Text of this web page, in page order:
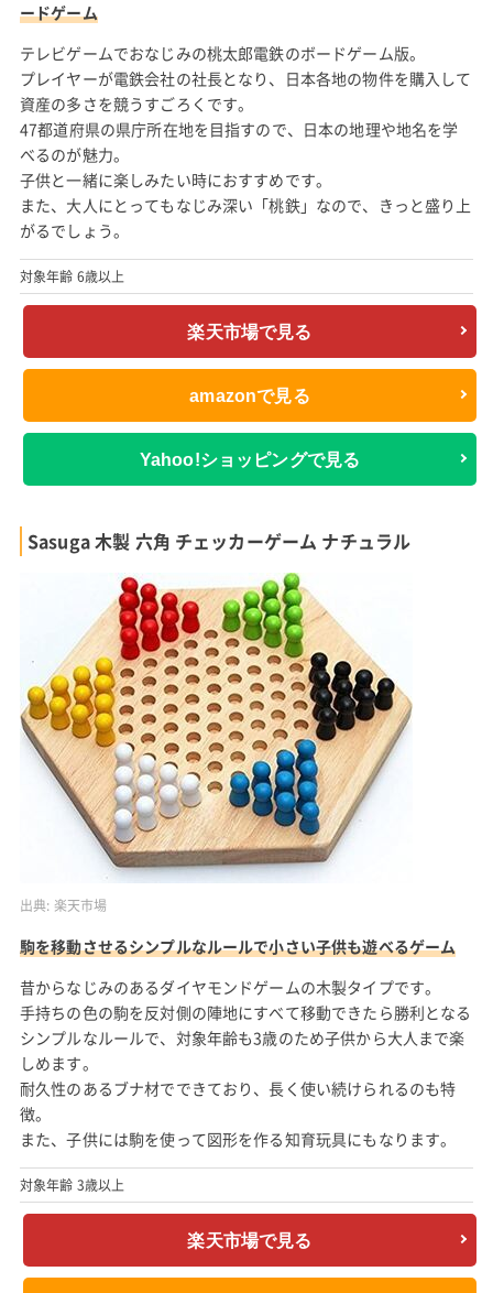
ードゲーム
テレビゲームでおなじみの桃太郎電鉄のボードゲーム版。
プレイヤーが電鉄会社の社長となり、日本各地の物件を購入して
資産の多さを競うすごろくです。
47都道府県の県庁所在地を目指すので、日本の地理や地名を学
べるのが魅力。
子供と一緒に楽しみたい時におすすめです。
また、大人にとってもなじみ深い「桃鉄」なので、きっと盛り上
がるでしょう。
対象年齢 6歳以上
楽天市場で見る
amazonで見る
Yahoo!ショッピングで見る
Sasuga 木製 六角 チェッカーゲーム ナチュラル
出典: 楽天市場
駒を移動させるシンプルなルールで小さい子供も遊べるゲーム
昔からなじみのあるダイヤモンドゲームの木製タイプです。
手持ちの色の駒を反対側の陣地にすべて移動できたら勝利となる
シンプルなルールで、対象年齢も3歳のため子供から大人まで楽
しめます。
耐久性のあるブナ材でできており、長く使い続けられるのも特
徴。
また、子供には駒を使って図形を作る知育玩具にもなります。
対象年齢 3歳以上
楽天市場で見る